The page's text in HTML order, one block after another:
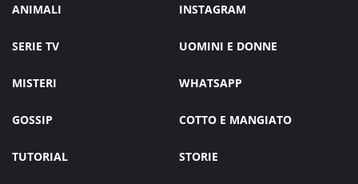
ANIMALI INSTAGRAM
SERIE TV UOMINI E DONNE
MISTERI WHATSAPP
GOSSIP COTTO E MANGIATO
TUTORIAL STORIE